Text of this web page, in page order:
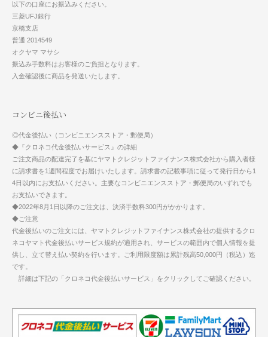
以下の口座にお振込みください。
三菱UFJ銀行
京橋支店
普通 2014549
オクヤマ マサシ
振込み手数料はお客様のご負担となります。
入金確認後に商品を発送いたします。
コンビニ後払い
◎代金後払い（コンビニエンスストア・郵便局）
◆『クロネコ代金後払いサービス』の詳細
ご注文商品の配達完了を基にヤマトクレジットファイナンス株式会社から購入者様
に請求書を1週間程度でお届けいたします。請求書の記載事項に従って発行日から1
4日以内にお支払いください。主要なコンビニエンスストア・郵便局のいずれでも
お支払いできます。
◆2022年8月1日以降のご注文は、決済手数料300円がかかります。
◆ご注意
代金後払いのご注文には、ヤマトクレジットファイナンス株式会社の提供するクロ
ネコヤマト代金後払いサービス規約が適用され、サービスの範囲内で個人情報を提
供し、立て替え払い契約を行います。ご利用限度額は累計残高50,000円（税込）迄
です。
詳細は下記の「クロネコ代金後払いサービス」をクリックしてご確認ください。